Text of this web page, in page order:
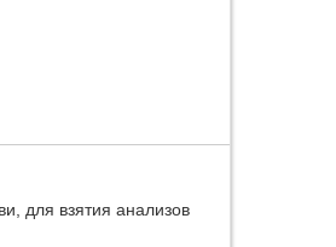
для взятия анализов